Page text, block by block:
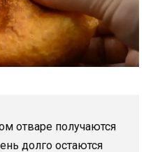
отваре получаются
долго остаются